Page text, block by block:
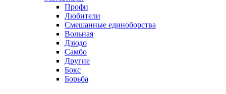
Профи
Любители
Смешанные единоборства
Вольная
Дзюдо
Самбо
Другие
Бокс
Борьба